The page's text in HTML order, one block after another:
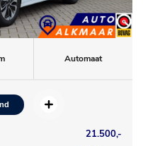
Automaat
21.500,-